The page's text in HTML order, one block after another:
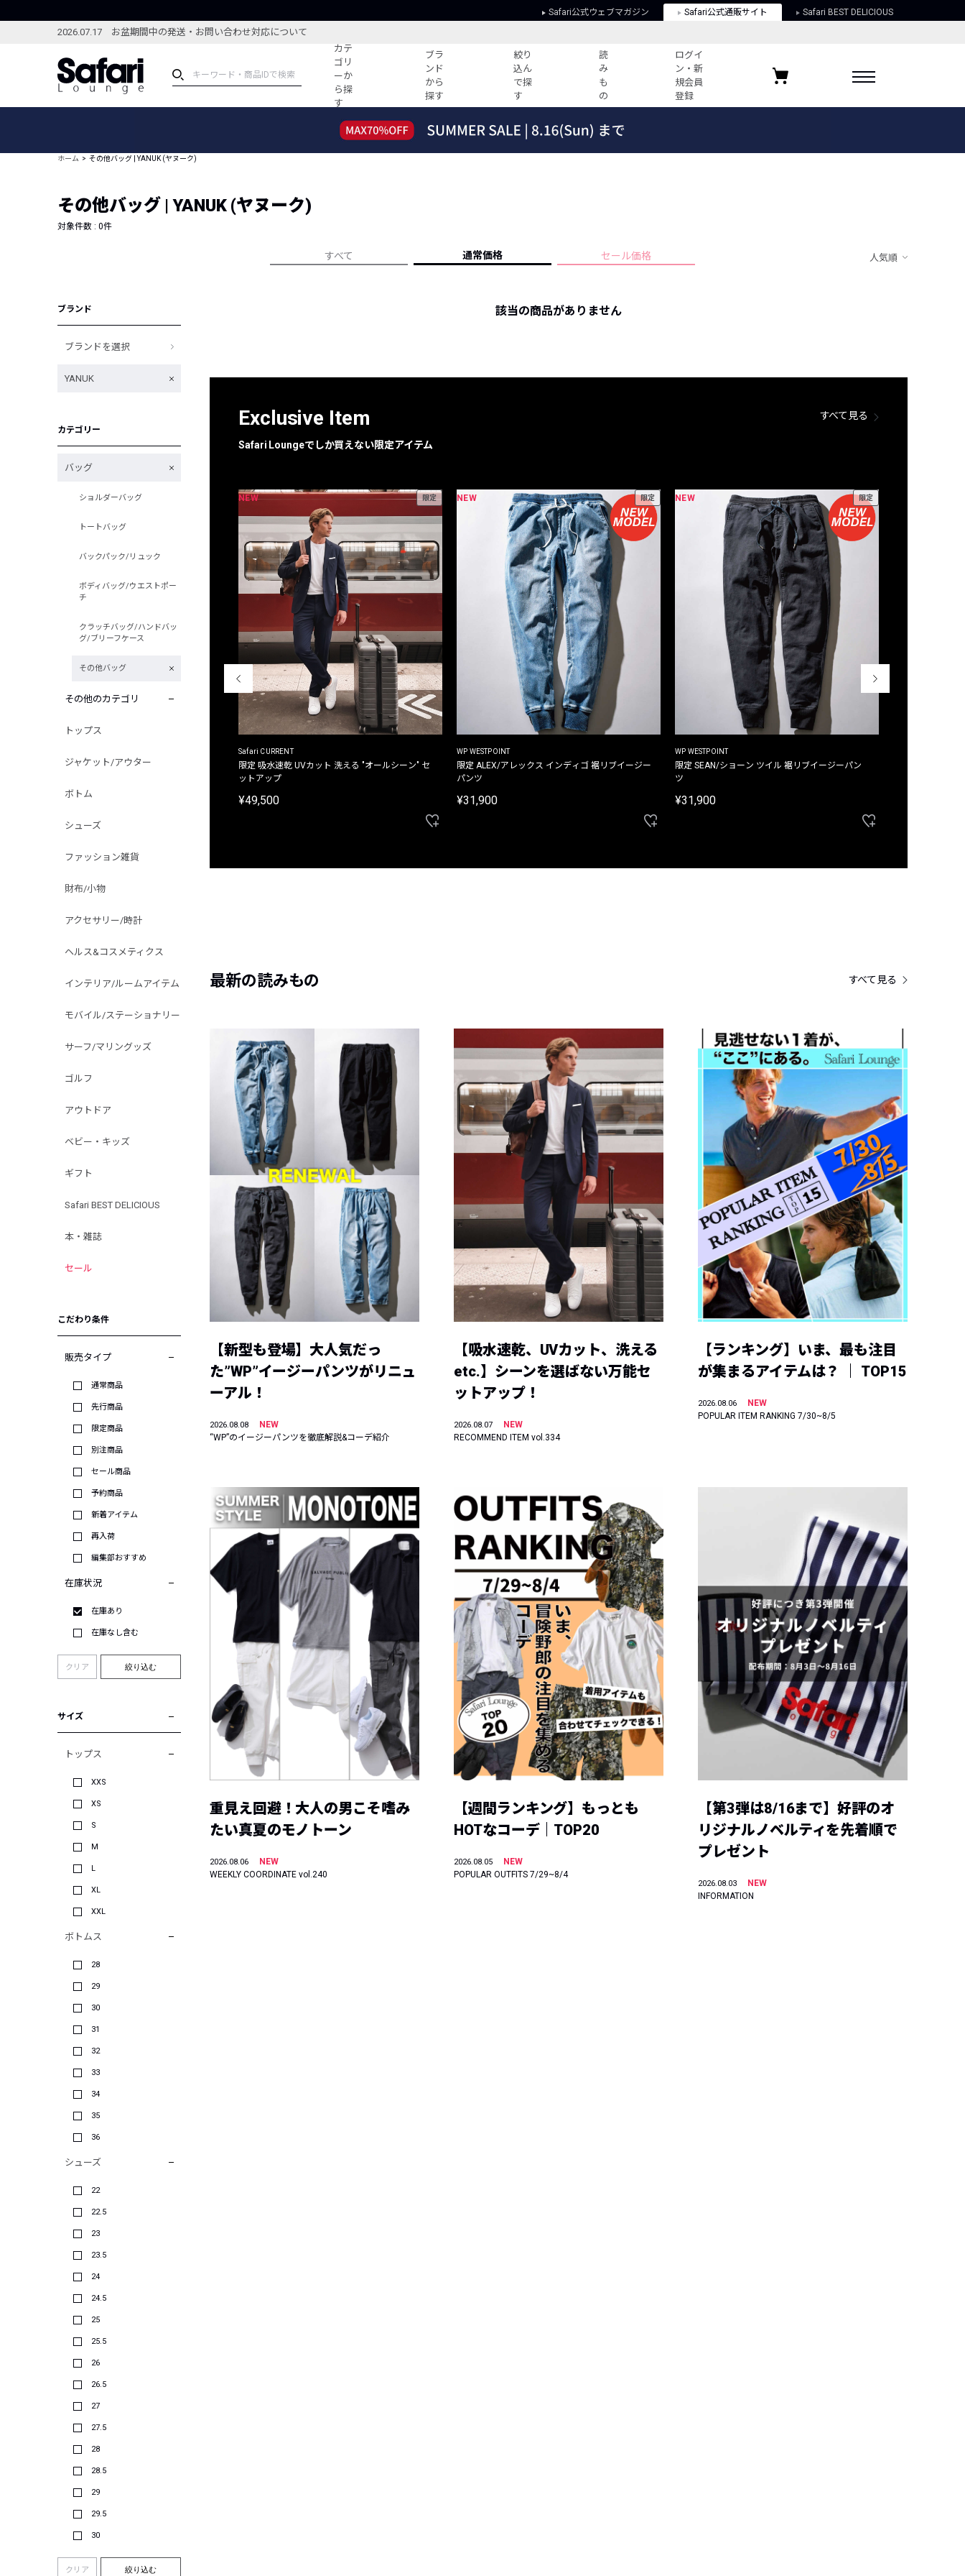
Safari公式ウェブマガジン Safari公式通販サイト Safari BEST DELICIOUS
2026.07.17 お盆期間中の発送・お問い合わせ対応について
カテ
ゴリ
ーか
ら探
す
ブラ
ンド
から
探す
絞り
込ん
で探
す
読
み
も
の
ログイ
ン・新
規会員
登録
ブランドから探す
新着アイテム
編集部のおすすめアイテム
コーディネート
すべての記事
人気記事ランキング
フォーカスブランド
プライバシーポリシー
お気に入りブランド
ホーム その他バッグ | YANUK (ヤヌーク)
その他バッグ | YANUK (ヤヌーク)
対象件数 : 0件
すべて 通常価格 セール価格 人気順
ブランド
ブランドを選択
YANUK
カテゴリー
バッグ
ショルダーバッグ
トートバッグ
バックパック/リュック
ボディバッグ/ウエストポー
チ
クラッチバッグ/ハンドバッ
グ/ブリーフケース
その他バッグ
その他のカテゴリ
トップス
ジャケット/アウター
ボトム
シューズ
ファッション雑貨
財布/小物
アクセサリー/時計
ヘルス&コスメティクス
インテリア/ルームアイテム
モバイル/ステーショナリー
サーフ/マリングッズ
ゴルフ
アウトドア
ベビー・キッズ
ギフト
Safari BEST DELICIOUS
本・雑誌
セール
こだわり条件
販売タイプ
通常商品
先行商品
限定商品
別注商品
セール商品
予約商品
新着アイテム
再入荷
編集部おすすめ
在庫状況
在庫あり
在庫なし含む
クリア 絞り込む
サイズ
トップス
XXS
XS
S
M
L
XL
XXL
ボトムス
28
29
30
31
32
33
34
35
36
シューズ
22
22.5
23
23.5
24
24.5
25
25.5
26
26.5
27
27.5
28
28.5
29
29.5
30
クリア 絞り込む
該当の商品がありません
Exclusive Item
Safari Loungeでしか買えない限定アイテム
すべて見る
別注限定 フード付き チェックシャツジャケット
NEW 限定
Safari CURRENT
限定 吸水速乾 UVカット 洗える "オールシーン" セ
ットアップ
¥49,500
NEW 限定
WP WESTPOINT
限定 ALEX/アレックス インディゴ 裾リブイージー
パンツ
¥31,900
NEW 限定
WP WESTPOINT
限定 SEAN/ショーン ツイル 裾リブイージーパン
ツ
¥31,900
最新の読みもの すべて見る
【新型も登場】大人気だっ
た”WP”イージーパンツがリニュ
ーアル！
2026.08.08
NEW
“WP”のイージーパンツを徹底解説&コーデ紹介
【吸水速乾、UVカット、洗える
etc.】シーンを選ばない万能セ
ットアップ！
2026.08.07
NEW
RECOMMEND ITEM vol.334
【ランキング】いま、最も注目
が集まるアイテムは？ ｜ TOP15
2026.08.06
NEW
POPULAR ITEM RANKING 7/30~8/5
重見え回避！大人の男こそ嗜み
たい真夏のモノトーン
2026.08.06
NEW
WEEKLY COORDINATE vol.240
【週間ランキング】もっとも
HOTなコーデ｜TOP20
2026.08.05
NEW
POPULAR OUTFITS 7/29~8/4
【第3弾は8/16まで】好評のオ
リジナルノベルティを先着順で
プレゼント
2026.08.03
NEW
INFORMATION